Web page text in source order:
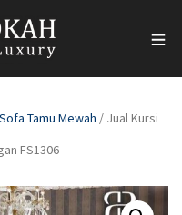
Sofa Tamu Mewah / Jual Kursi
FS1306